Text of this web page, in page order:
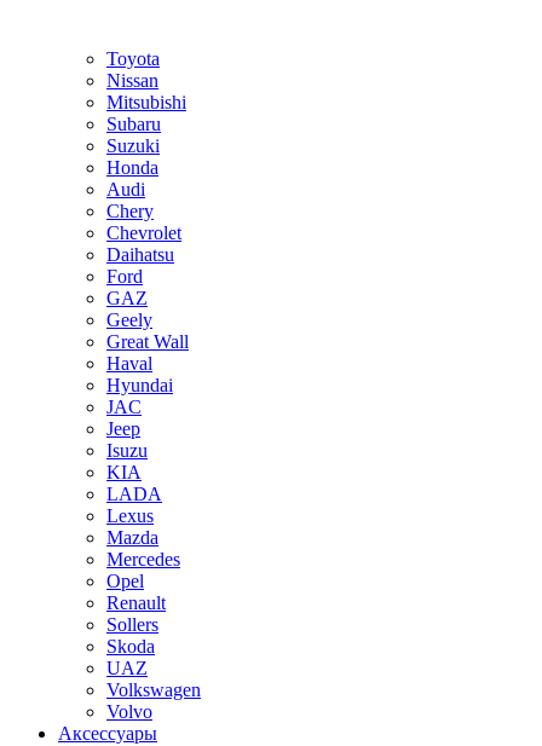
Toyota
Nissan
Mitsubishi
Subaru
Suzuki
Honda
Audi
Chery
Chevrolet
Daihatsu
Ford
GAZ
Geely
Great Wall
Haval
Hyundai
JAC
Jeep
Isuzu
KIA
LADA
Lexus
Mazda
Mercedes
Opel
Renault
Sollers
Skoda
UAZ
Volkswagen
Volvo
Аксессуары